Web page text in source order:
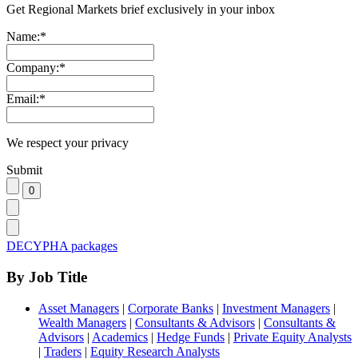
Get Regional Markets brief exclusively in your inbox
Name:*
Company:*
Email:*
We respect your privacy
Submit
DECYPHA packages
By Job Title
Asset Managers | Corporate Banks | Investment Managers |
Wealth Managers | Consultants & Advisors | Consultants &
Advisors | Academics | Hedge Funds | Private Equity Analysts
| Traders | Equity Research Analysts